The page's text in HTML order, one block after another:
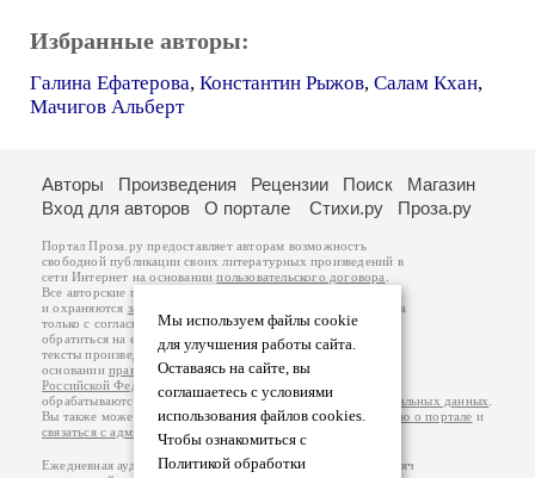
Избранные авторы:
Галина Ефатерова, Константин Рыжов, Салам Кхан,
Мачигов Альберт
Мы используем файлы cookie
для улучшения работы сайта.
Оставаясь на сайте, вы
соглашаетесь с условиями
использования файлов cookies.
Чтобы ознакомиться с
Политикой обработки
Авторы Произведения Рецензии Поиск
Магазин
Вход для авторов
О портале Стихи.ру Проза.ру
Портал Проза.ру предоставляет авторам возможность
свободной публикации своих литературных произведений в
сети Интернет на основаниипользовательского договора
Все авторские права на произведения принадлежат авторам
и охраняются законом
. Перепечатка произведений возможна
только с согласия его автора, к которому вы можете
обратиться на его авторской странице. Ответственность за
тексты произведений авторы несут самостоятельно на
основанииправил публикацииизаконодательства
Российской Федерации
обрабатываются на основанииПолитики обработки персональных данных
Вы также можете посмотреть более подробнуюинформацию о портале и
связаться с администрацией
Ежедневная аудитория портала Проза.ру – порядка 100 тысяч